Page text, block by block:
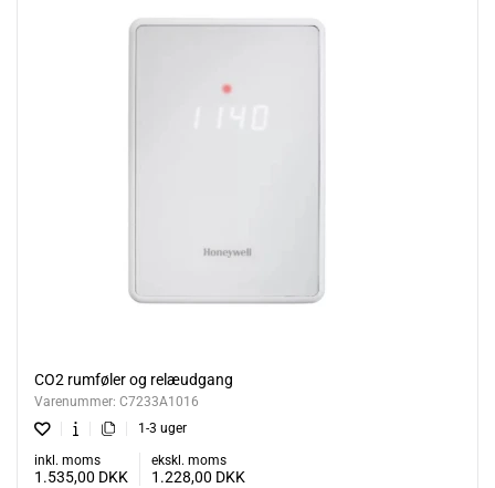
CO2 rumføler og relæudgang
Varenummer: C7233A1016
1-3 uger
inkl. moms
1.535,00 DKK
ekskl. moms
1.228,00 DKK